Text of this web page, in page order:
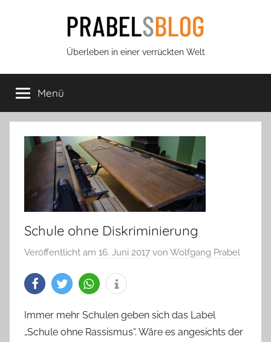
Prabels
Blog
Überleben in einer verrückten Welt
Menü
Schule ohne Diskriminierung
Veröffentlicht am 16. Juni 2017 von Wolfgang Prabel
Immer mehr Schulen geben sich das Label
„Schule ohne Rassismus“. Wäre es angesichts der